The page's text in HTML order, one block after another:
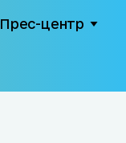
Прес-центр